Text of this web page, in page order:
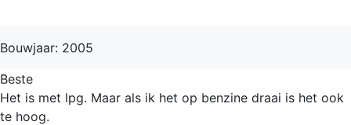
Bouwjaar: 2005
Beste
Het is met lpg. Maar als ik het op benzine draai is het ook
te hoog.